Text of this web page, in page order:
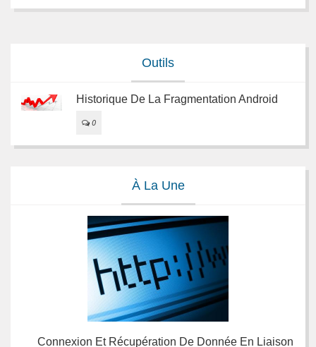
Outils
Historique De La Fragmentation Android
0
À La Une
Connexion Et Récupération De Donnée En Liaison